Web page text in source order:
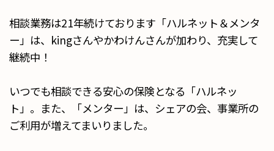
相談業務は21年続けております「ハルネット＆メンタ
ー」は、kingさんやかわけんさんが加わり、充実して
継続中！
いつでも相談できる安心の保険となる「ハルネッ
ト」。また、「メンター」は、シェアの会、事業所の
ご利用が増えてまいりました。